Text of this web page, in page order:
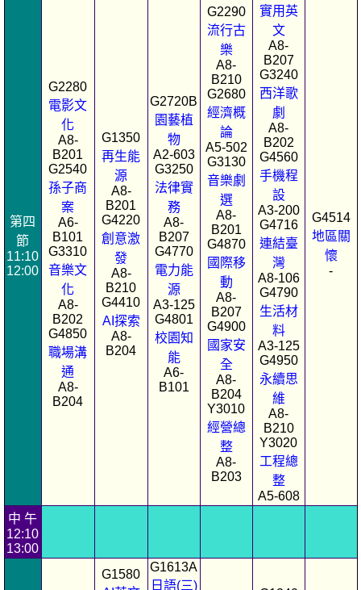
第四
節
11:10
12:00
G2280
電影文
化
A8-
B201
G2540
孫子商
案
A6-
B101
G3310
音樂文
化
A8-
B202
G4850
職場溝
通
A8-
B204
G1350
再生能
源
A8-
B201
G4220
創意激
發
A8-
B210
G4410
AI探索
A8-
B204
G2720B
園藝植
物
A2-603
G3250
法律實
務
A8-
B207
G4770
電力能
源
A3-125
G4801
校園知
能
A6-
B101
G2290
流行古
樂
A8-
B210
G2680
經濟概
論
A5-502
G3130
音樂劇
選
A8-
B201
G4870
國際移
動
A8-
B207
G4900
國家安
全
A8-
B204
Y3010
經營總
整
A8-
B203
實用英
文
A8-
B207
G3240
西洋歌
劇
A8-
B202
G4560
手機程
設
A3-200
G4716
連結臺
灣
A8-106
G4790
生活材
料
A3-125
G4950
永續思
維
A8-
B210
Y3020
工程總
整
A5-608
G4514
地區關
懷
-
中 午
12:10
13:00
G1580
G1613A
日語(三)